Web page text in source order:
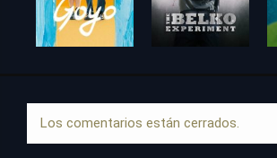
Los comentarios están cerrados.